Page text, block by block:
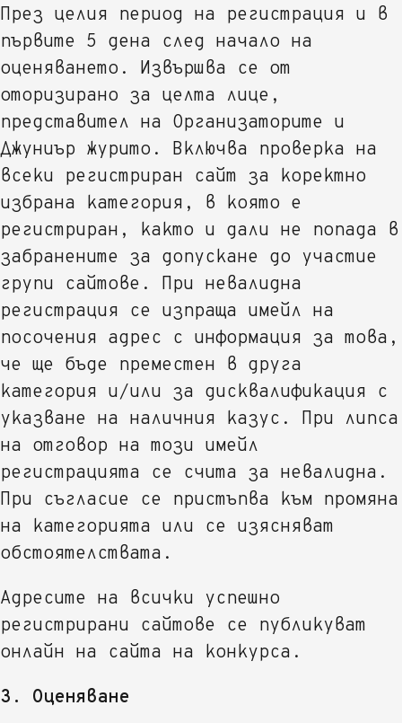
През целия период на регистрация и в
първите 5 дена след начало на
оценяването. Извършва се от
оторизирано за целта лице,
представител на Организаторите и
Джуниър журито. Включва проверка на
всеки регистриран сайт за коректно
избрана категория, в която е
регистриран, както и дали не попада в
забранените за допускане до участие
групи сайтове. При невалидна
регистрация се изпраща имейл на
посочения адрес с информация за това,
че ще бъде преместен в друга
категория и/или за дисквалификация с
указване на наличния казус. При липса
на отговор на този имейл
регистрацията се счита за невалидна.
При съгласие се пристъпва към промяна
на категорията или се изясняват
обстоятелствата.
Адресите на всички успешно
регистрирани сайтове се публикуват
онлайн на сайта на конкурса.
3. Оценяване